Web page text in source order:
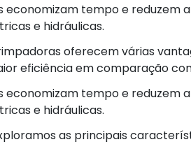
economizam tempo e reduzem
e hidráulicas.
oferecem várias
eficiência em comparação
economizam tempo e reduzem
e hidráulicas.
as principais